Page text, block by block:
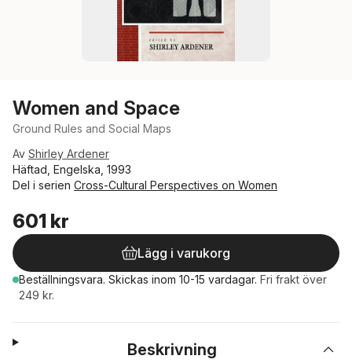
Women and Space
Ground Rules and Social Maps
Av Shirley Ardener
Häftad, Engelska, 1993
Del i serien Cross-Cultural Perspectives on Women
601 kr
Lägg i varukorg
Beställningsvara. Skickas inom 10-15 vardagar. Fri frakt över
249 kr.
Beskrivning